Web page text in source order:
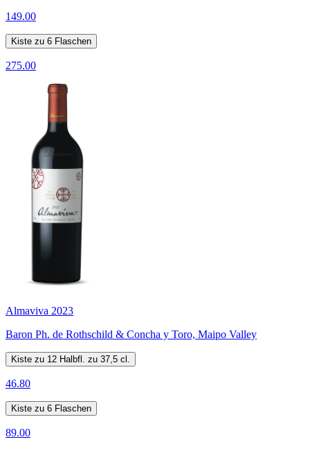
149.00
Kiste zu 6 Flaschen
275.00
Almaviva 2023
Baron Ph. de Rothschild & Concha y Toro, Maipo Valley
Kiste zu 12 Halbfl. zu 37,5 cl.
46.80
Kiste zu 6 Flaschen
89.00